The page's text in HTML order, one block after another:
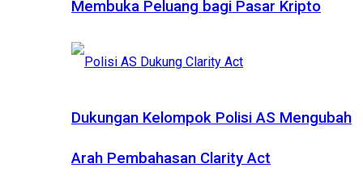
Membuka Peluang bagi Pasar Kripto
Dukungan Kelompok Polisi AS Mengubah
Arah Pembahasan Clarity Act